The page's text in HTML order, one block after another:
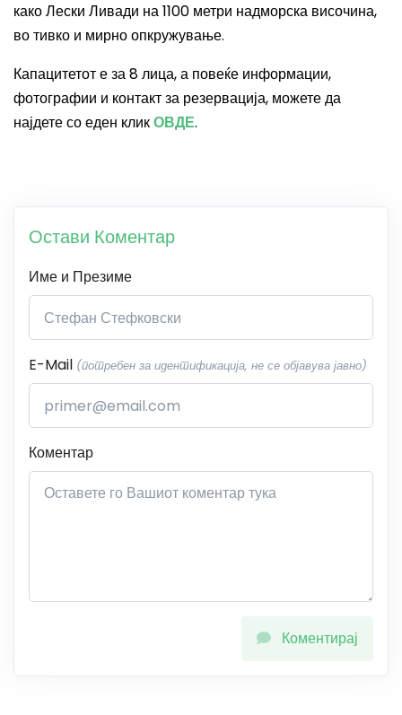
како Лески Ливади на 1100 метри надморска височина,
во тивко и мирно опкружување.
Капацитетот е за 8 лица, а повеќе информации,
фотографии и контакт за резервација, можете да
најдете со еден кликОВДЕ.
Остави Коментар
Име и Презиме
E-Mail (потребен за идентификација, не се објавува јавно)
Коментар
Коментирај